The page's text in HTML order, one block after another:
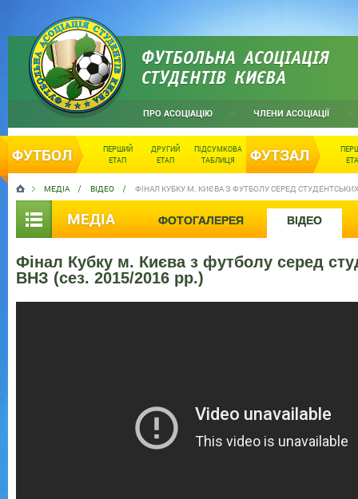
ФУТБОЛЬНА АСОЦІАЦІЯ
СТУДЕНТІВ КИЄВА
ПРО АСОЦІАЦІЮ ЧЛЕНИ АСОЦІАЦІЇ
ФУТБОЛ
ПЕРШИЙ
ЕТАП
ДРУГИЙ
ЕТАП
ПІДСУМКОВА
ТАБЛИЦЯ
ФУТЗАЛ
МЕДІА ВІДЕО ФІНАЛ КУБКУ М. КИЄВА З ФУТБОЛУ СЕРЕД
МЕДІА ФОТОГАЛЕРЕЯ ВІДЕО
Фінал Кубку м. Києва з футболу серед
ВНЗ (сез. 2015/2016 рр.)